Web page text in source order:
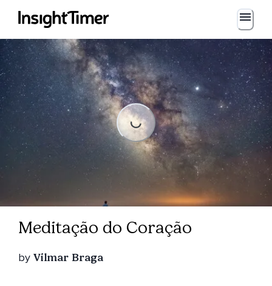
Loading...
Loading...
Meditação do Coração
by Vilmar Braga